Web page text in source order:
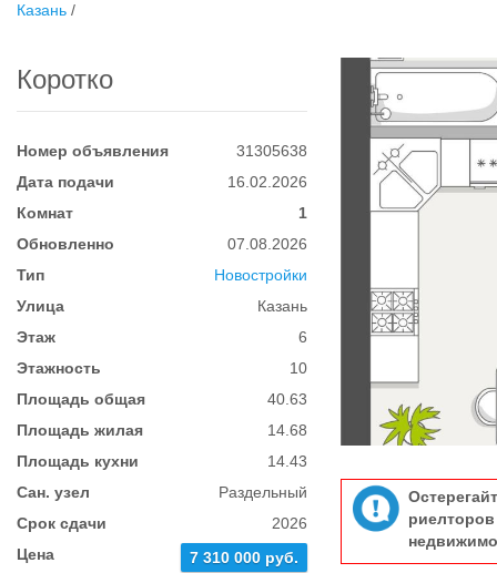
Казань /
Коротко
Номер объявления
31305638
Дата подачи
16.02.2026
Комнат
1
Обновленно
07.08.2026
Тип
Новостройки
Улица
Казань
Этаж
6
Этажность
10
Площадь общая
40.63
Площадь жилая
14.68
Площадь кухни
14.43
Сан. узел
Раздельный
Срок сдачи
2026
Цена
7 310 000 руб.